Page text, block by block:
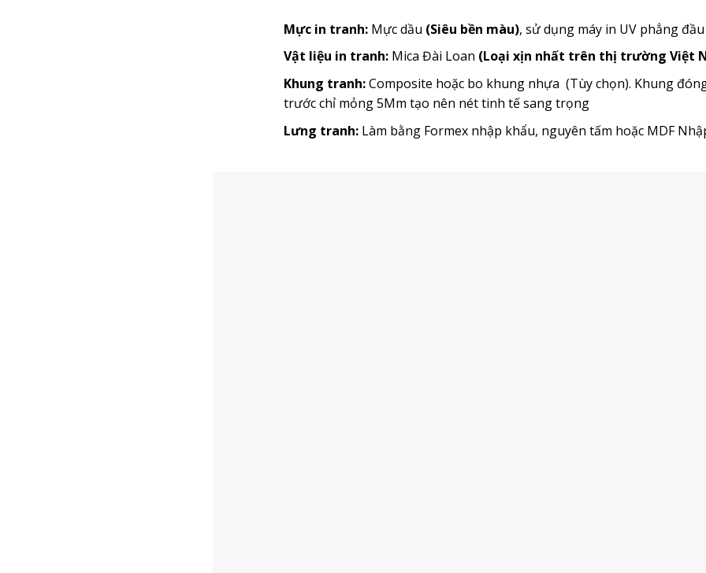
Mực in tranh:Mực dầu (Siêu bền màu), sử dụng máy in UV phẳng
Vật liệu in tranh:Mica Đài Loan (Loại xịn nhất trên thị trường Việt
Khung tranh:Composite hoặc bo khung nhựa (Tùy chọn). Khung
trước chỉ mỏng 5Mm tạo nên nét tinh tế sang trọng
Lưng tranh:Làm bằng Formex nhập khẩu, nguyên tấm hoặc MDF